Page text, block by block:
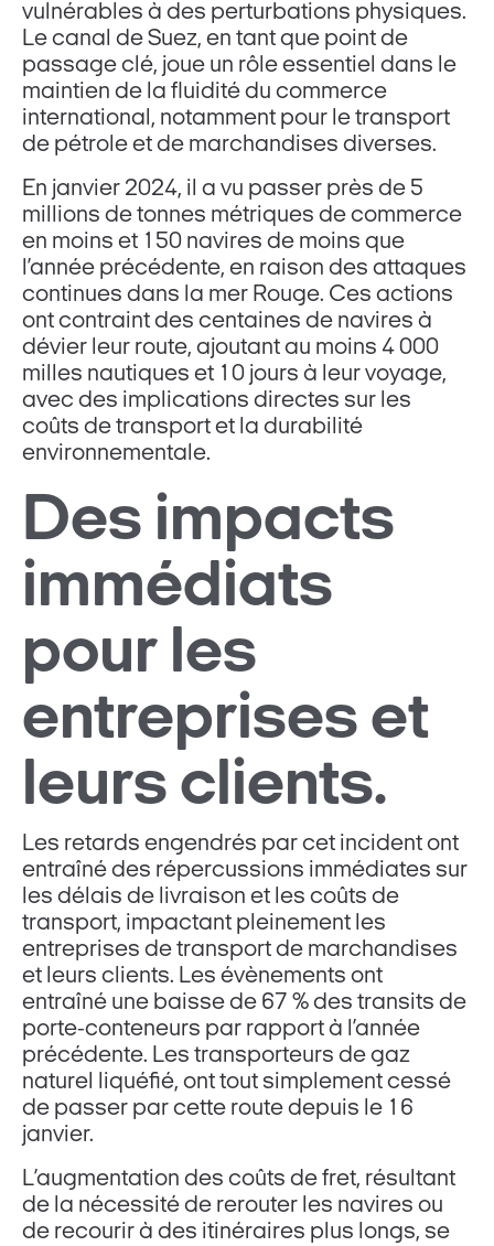
vulnérables à des perturbations physiques.
Le canal de Suez, en tant que point de
passage clé, joue un rôle essentiel dans le
maintien de la fluidité du commerce
international, notamment pour le transport
de pétrole et de marchandises diverses.
En janvier 2024, il a vu passer près de 5
millions de tonnes métriques de commerce
en moins et 150 navires de moins que
l’année précédente, en raison des attaques
continues dans la mer Rouge. Ces actions
ont contraint des centaines de navires à
dévier leur route, ajoutant au moins 4 000
milles nautiques et 10 jours à leur voyage,
avec des implications directes sur les
coûts de transport et la durabilité
environnementale​.
Des impacts
immédiats
pour les
entreprises et
leurs clients.
Les retards engendrés par cet incident ont
entraîné des répercussions immédiates sur
les délais de livraison et les coûts de
transport, impactant pleinement les
entreprises de transport de marchandises
et leurs clients. Les évènements ont
entraîné une baisse de 67 % des transits de
porte-conteneurs par rapport à l’année
précédente. Les transporteurs de gaz
naturel liquéfié, ont tout simplement cessé
de passer par cette route depuis le 16
janvier​​.
L’augmentation des coûts de fret, résultant
de la nécessité de rerouter les navires ou
de recourir à des itinéraires plus longs, se